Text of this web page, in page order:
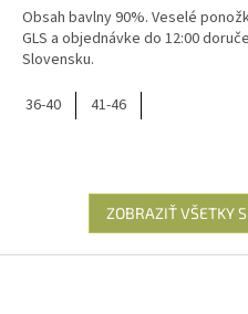
Obsah bavlny 90%. Veselé
GLS a objednávke do 12:00
Slovensku.
36-40 41-46
ZOBRAZIŤ VŠETKY